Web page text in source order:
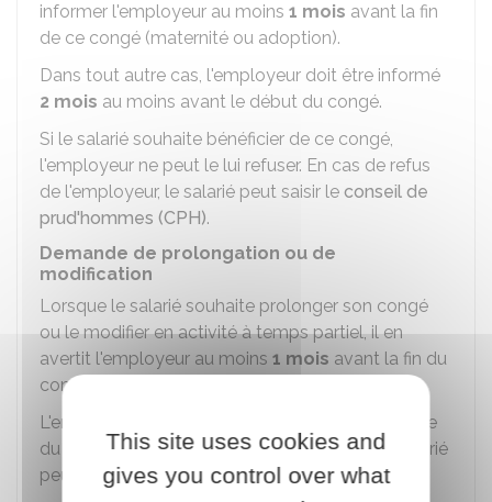
informer l'employeur au moins 1 mois avant la fin
de ce congé (maternité ou adoption).
Dans tout autre cas, l'employeur doit être informé
2 mois au moins avant le début du congé.
Si le salarié souhaite bénéficier de ce congé,
l'employeur ne peut le lui refuser. En cas de refus
de l'employeur, le salarié peut saisir le conseil de
prud'hommes (CPH).
Demande de prolongation ou de
modification
Lorsque le salarié souhaite prolonger son congé
ou le modifier en activité à temps partiel, il en
avertit l'employeur au moins 1 mois avant la fin du
congé initial.
L'employeur ne peut pas s'opposer à la demande
du salarié. En cas de refus de l'employeur, le salarié
peut saisir leconseil de prud'hommes (CPH)
This site uses cookies and
gives you control over what